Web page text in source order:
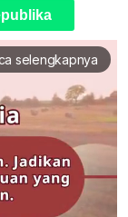
selengkapnya